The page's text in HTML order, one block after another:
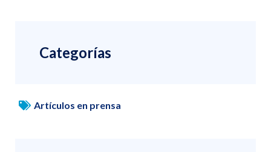
Categorías
Artículos en prensa